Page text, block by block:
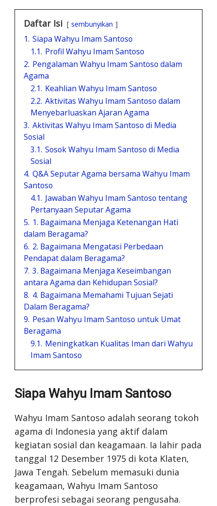
Daftar Isi sembunyikan
1. Siapa Wahyu Imam Santoso
1.1. Profil Wahyu Imam Santoso
2. Pengalaman Wahyu Imam Santoso dalam
Agama
2.1. Keahlian Wahyu Imam Santoso
2.2. Aktivitas Wahyu Imam Santoso dalam
Menyebarluaskan Ajaran Agama
3. Aktivitas Wahyu Imam Santoso di Media
Sosial
3.1. Sosok Wahyu Imam Santoso di Media
Sosial
4. Q&A Seputar Agama bersama Wahyu Imam
Santoso
4.1. Jawaban Wahyu Imam Santoso tentang
Pertanyaan Seputar Agama
5. 1. Bagaimana Menjaga Ketenangan Hati
dalam Beragama?
6. 2. Bagaimana Mengatasi Perbedaan
Pendapat dalam Beragama?
7. 3. Bagaimana Menjaga Keseimbangan
antara Agama dan Kehidupan Sosial?
8. 4. Bagaimana Memahami Tujuan Sejati
Dalam Beragama?
9. Pesan Wahyu Imam Santoso untuk Umat
Beragama
9.1. Meningkatkan Kualitas Iman dari Wahyu
Imam Santoso
Siapa Wahyu Imam Santoso
Wahyu Imam Santoso adalah seorang tokoh
agama di Indonesia yang aktif dalam
kegiatan sosial dan keagamaan. Ia lahir pada
tanggal 12 Desember 1975 di kota Klaten,
Jawa Tengah. Sebelum memasuki dunia
keagamaan, Wahyu Imam Santoso
berprofesi sebagai seorang pengusaha.